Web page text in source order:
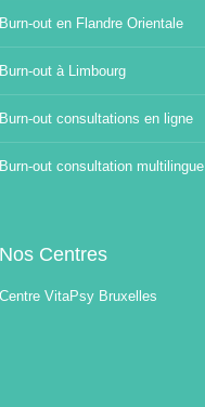
Burn-out en Flandre Orientale
Burn-out à Limbourg
Burn-out consultations en ligne
Burn-out consultation multilingue
Nos Centres
Centre VitaPsy Bruxelles